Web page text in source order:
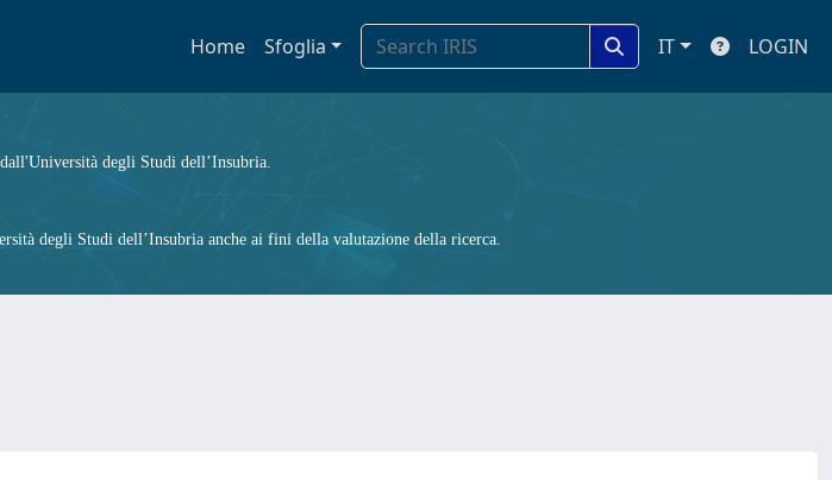
Home Sfoglia IT LOGIN
degli Studi dell’Insubria.
degli Studi dell’Insubria anche ai fini della valutazione della ricerca.